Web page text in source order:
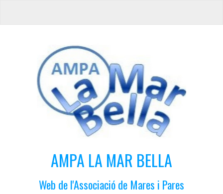
AMPA LA MAR BELLA
Web de l'Associació de Mares i Pares